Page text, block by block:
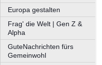
Europa gestalten
Frag' die Welt | Gen Z &
Alpha
GuteNachrichten fürs
Gemeinwohl